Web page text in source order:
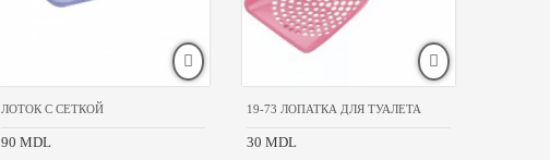
ЛОТОК С СЕТКОЙ
90 MDL
19-73 ЛОПАТКА ДЛЯ ТУАЛЕТА
30 MDL